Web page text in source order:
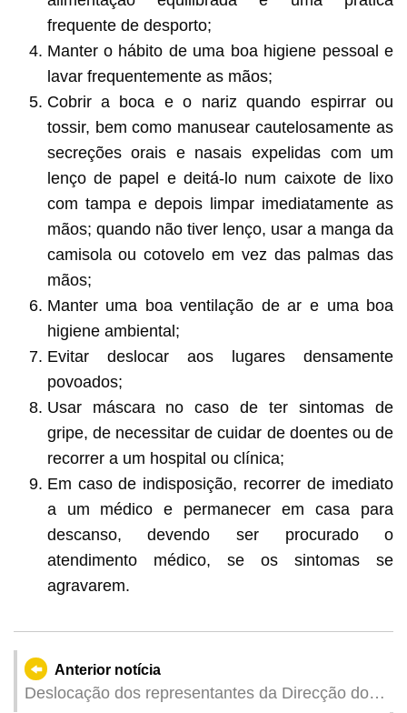
frequente de desporto;
Manter o hábito de uma boa higiene pessoal e
lavar frequentemente as mãos;
Cobrir a boca e o nariz quando espirrar ou
tossir, bem como manusear cautelosamente as
secreções orais e nasais expelidas com um
lenço de papel e deitá-lo num caixote de lixo
com tampa e depois limpar imediatamente as
mãos; quando não tiver lenço, usar a manga da
camisola ou cotovelo em vez das palmas das
mãos;
Manter uma boa ventilação de ar e uma boa
higiene ambiental;
Evitar deslocar aos lugares densamente
povoados;
Usar máscara no caso de ter sintomas de
gripe, de necessitar de cuidar de doentes ou de
recorrer a um hospital ou clínica;
Em caso de indisposição, recorrer de imediato
a um médico e permanecer em casa para
descanso, devendo ser procurado o
atendimento médico, se os sintomas se
agravarem.
Anterior notícia
Deslocação dos representantes da Direcção dos